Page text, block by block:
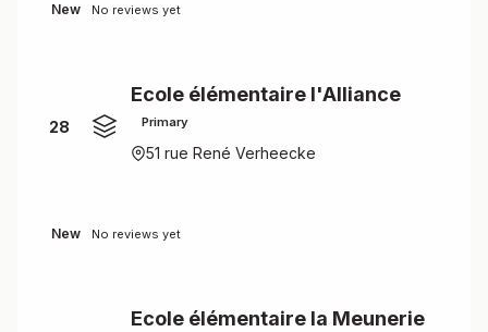
New No reviews yet
28
Ecole élémentaire l'Alliance
Primary
51 rue René Verheecke
New No reviews yet
Ecole élémentaire la Meunerie